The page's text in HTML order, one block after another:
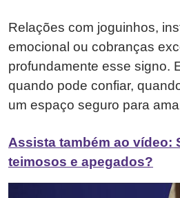
Relações com joguinhos,
emocional ou cobranças
profundamente esse signo.
quando pode confiar,
um espaço seguro para
Assista também ao vídeo:
teimosos e apegados?